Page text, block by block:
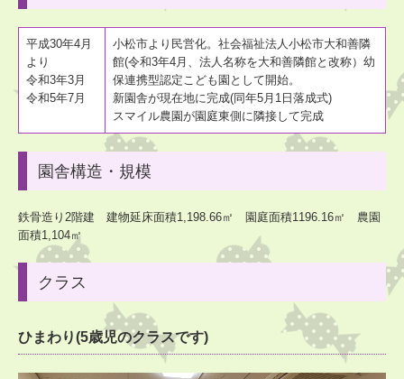
平成30年4月
より
令和3年3月
令和5年7月
小松市より民営化。社会福祉法人小松市大和善隣
館(令和3年4月、法人名称を大和善隣館と改称）幼
保連携型認定こども園として開始。
新園舎が現在地に完成(同年5月1日落成式)
スマイル農園が園庭東側に隣接して完成
園舎構造・規模
鉄骨造り2階建 建物延床面積1,198.66㎡ 園庭面積1196.16㎡ 農園
面積1,104㎡
クラス
ひまわり(5歳児のクラスです)